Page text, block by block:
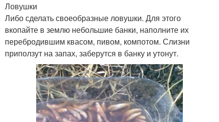
Ловушки
Либо сделать своеобразные ловушки. Для этого
вкопайте в землю небольшие банки, наполните их
перебродившим квасом, пивом, компотом. Слизни
приползут на запах, заберутся в банку и утонут.